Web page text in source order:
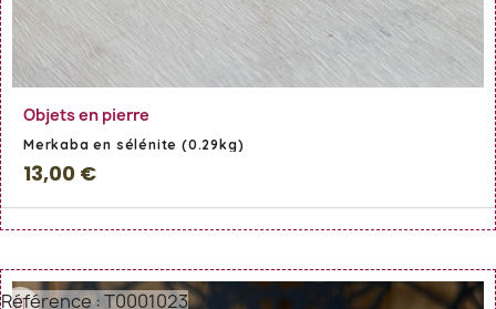
Objets en pierre
Merkaba en sélénite (0.29kg)
13,00 €
Référence : T0001023